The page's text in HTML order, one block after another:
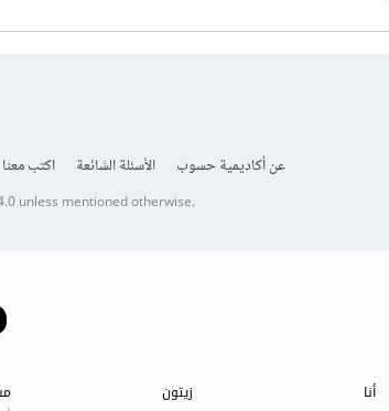
عن أكاديمية حسوب الأسئلة الشائعة اكتب معنا
unless mentioned otherwise.